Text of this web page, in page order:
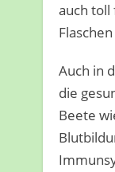
auch toll
Auch in
die
Beete